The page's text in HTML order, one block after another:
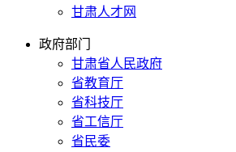
甘肃人才网
政府部门
甘肃省人民政府
省教育厅
省科技厅
省工信厅
省民委